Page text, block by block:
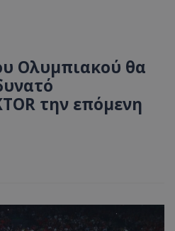
Ολυμπιακού θα
την επόμενη